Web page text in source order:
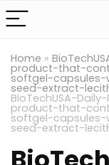
Home »
product-that-
softgel-capsules-
seed-extract-
BioTechUSA-
product-that-
softgel-capsules-
seed-extract-